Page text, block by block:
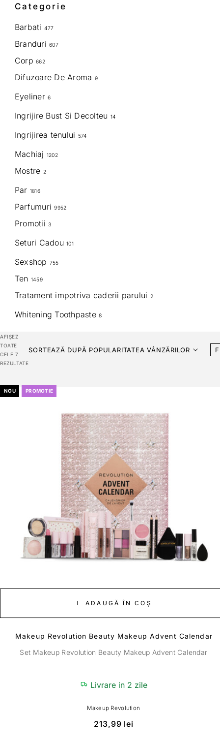
Categorie
Barbati 477
Branduri 607
Corp 662
Difuzoare De Aroma 9
Eyeliner 6
Ingrijire Bust Si Decolteu 14
Ingrijirea tenului 574
Machiaj 1202
Mostre 2
Par 1816
Parfumuri 9952
Promotii 3
Seturi Cadou 101
Sexshop 755
Ten 1459
Tratament impotriva caderii parului 2
Whitening Toothpaste 8
AFIȘEZ
TOATE
CELE 7
REZULTATE
SORTEAZĂ DUPĂ POPULARITATEA VÂNZĂRILOR
NOU PROMOTIE
ADAUGĂ ÎN COȘ
Makeup Revolution Beauty Makeup Advent Calendar
Set Makeup Revolution Beauty Makeup Advent Calendar
Livrare in 2 zile
Makeup Revolution
213,99 lei